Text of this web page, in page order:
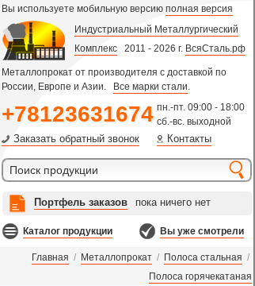
Вы используете мобильную версию полная версия
Индустриальный Металлургический
Комплекс 2011 - 2026 г. ВсяСталь.рф
Металлопрокат от производителя с доставкой по
России, Европе и Азии.
Все марки стали.
+78123631674 пн.-пт. 09:00 - 18:00
сб.-вс. выходной
Заказать обратный звонок Контакты
Портфель заказов пока ничего нет
Каталог продукции Вы уже смотрели
Главная / Металлопрокат / Полоса стальная /
Полоса горячекатаная